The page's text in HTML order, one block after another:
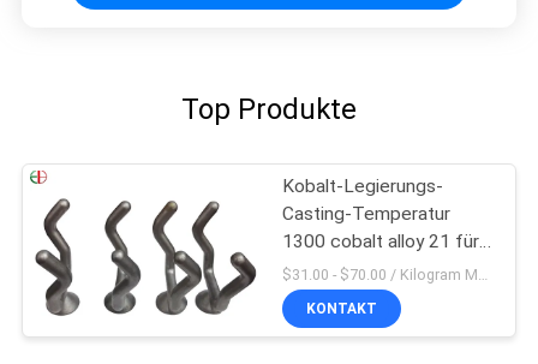
Top Produkte
Kobalt-Legierungs-
Casting-Temperatur
1300 cobalt alloy 21 für
Pulver-Metallurgie
KONTAKT